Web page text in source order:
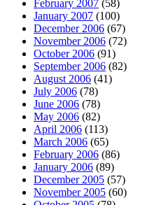
February 2007 (58)
January 2007 (100)
December 2006 (67)
November 2006 (72)
October 2006 (91)
September 2006 (82)
August 2006 (41)
July 2006 (78)
June 2006 (78)
May 2006 (82)
April 2006 (113)
March 2006 (65)
February 2006 (86)
January 2006 (89)
December 2005 (57)
November 2005 (60)